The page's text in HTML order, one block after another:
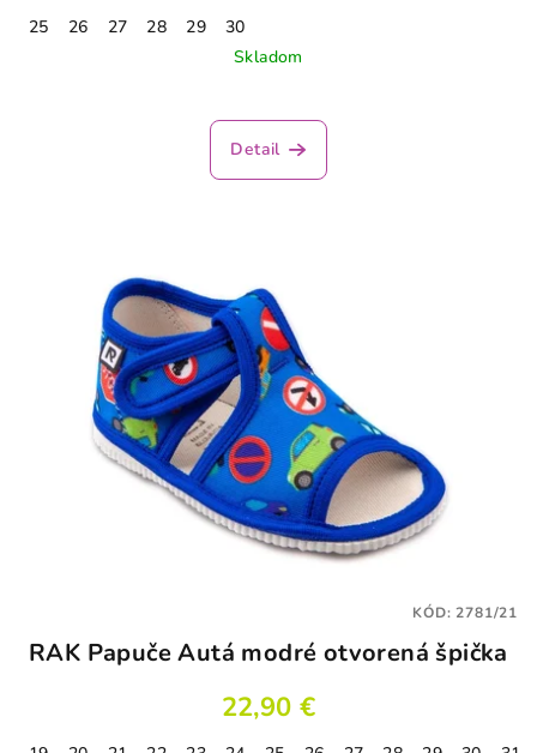
25 26 27 28 29
30
Skladom
hodnotenie
produktu
Detail
RAK Papuče Autá modré otvorená špička
22,90 €
KÓD:2781/21